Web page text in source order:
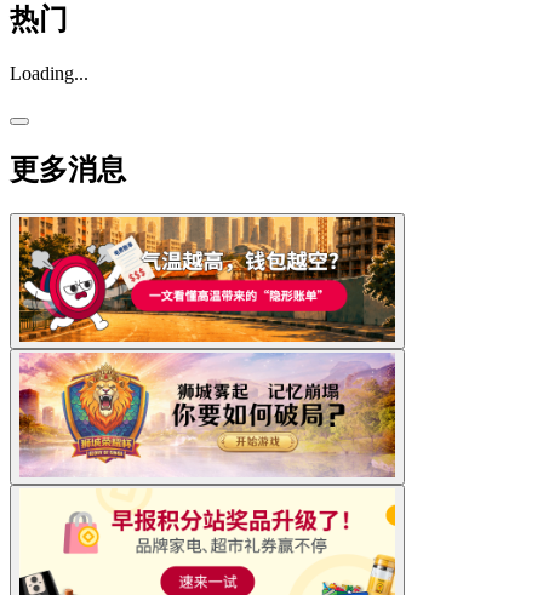
热门
Loading...
更多消息